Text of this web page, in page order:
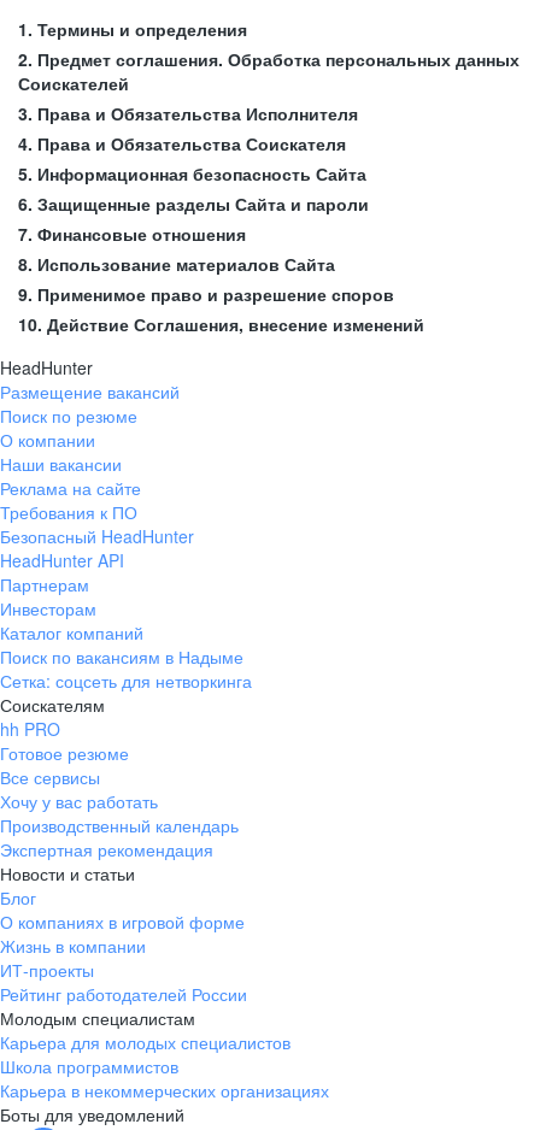
1. Термины и определения
2. Предмет соглашения. Обработка персональных данных
Соискателей
3. Права и Обязательства Исполнителя
4. Права и Обязательства Соискателя
5. Информационная безопасность Сайта
6. Защищенные разделы Сайта и пароли
7. Финансовые отношения
8. Использование материалов Сайта
9. Применимое право и разрешение споров
10. Действие Соглашения, внесение изменений
HeadHunter
Размещение вакансий
Поиск по резюме
О компании
Наши вакансии
Реклама на сайте
Требования к ПО
Безопасный HeadHunter
HeadHunter API
Партнерам
Инвесторам
Каталог компаний
Поиск по вакансиям в Надыме
Сетка: соцсеть для нетворкинга
Соискателям
hh PRO
Готовое резюме
Все сервисы
Хочу у вас работать
Производственный календарь
Экспертная рекомендация
Новости и статьи
Блог
О компаниях в игровой форме
Жизнь в компании
ИТ-проекты
Рейтинг работодателей России
Молодым специалистам
Карьера для молодых специалистов
Школа программистов
Карьера в некоммерческих организациях
Боты для уведомлений